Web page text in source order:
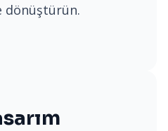
dönüştürün.